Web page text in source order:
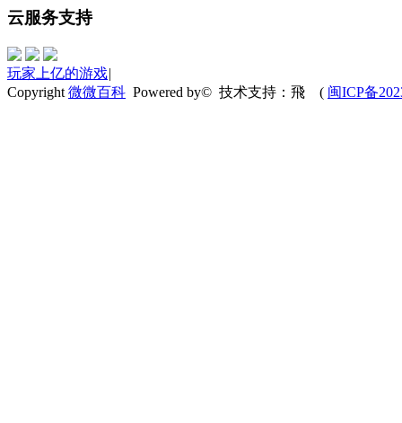
云服务支持
玩家上亿的游戏|
Copyright 微微百科 Powered by© 技术支持：飛 ( 闽ICP备